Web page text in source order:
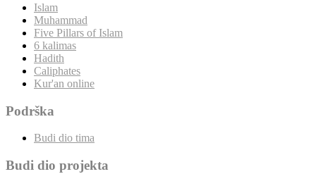
Islam
Muhammad
Five Pillars of Islam
6 kalimas
Hadith
Caliphates
Kur'an online
Podrška
Budi dio tima
Budi dio projekta